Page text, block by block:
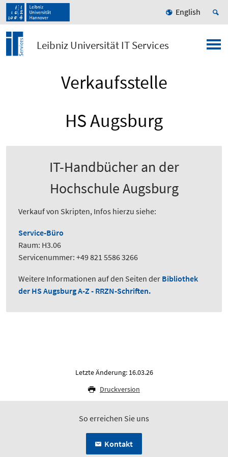
English
Leibniz Universität IT Services
Verkaufsstelle
HS Augsburg
IT-Handbücher an der
Hochschule Augsburg
Verkauf von Skripten, Infos hierzu siehe:
Service-Büro
Raum: H3.06
Servicenummer: +49 821 5586 3266
Weitere Informationen auf den Seiten der Bibliothek
der HS Augsburg A-Z - RRZN-Schriften.
Letzte Änderung: 16.03.26
Druckversion
So erreichen Sie uns
Kontakt